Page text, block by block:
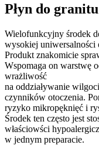
Płyn do granitu
Wielofunkcyjny środek
wysokiej uniwersalności
Produkt znakomicie
Wspomaga on warstwę
wrażliwość
na oddziaływanie
czynników otoczenia.
ryzyko mikropęknięć i
Środek ten często jest
właściowści
w jednym preparacie.